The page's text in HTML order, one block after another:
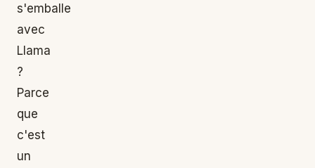
s'emballe
avec
Llama
?
Parce
que
c'est
un